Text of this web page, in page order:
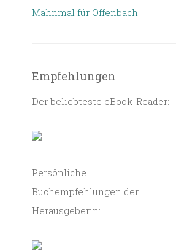
Mahnmal für Offenbach
Empfehlungen
Der beliebteste eBook-Reader:
Persönliche
Buchempfehlungen der
Herausgeberin: